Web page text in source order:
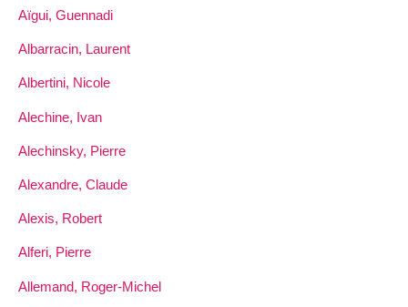
Aïgui, Guennadi
Albarracin, Laurent
Albertini, Nicole
Alechine, Ivan
Alechinsky, Pierre
Alexandre, Claude
Alexis, Robert
Alferi, Pierre
Allemand, Roger-Michel